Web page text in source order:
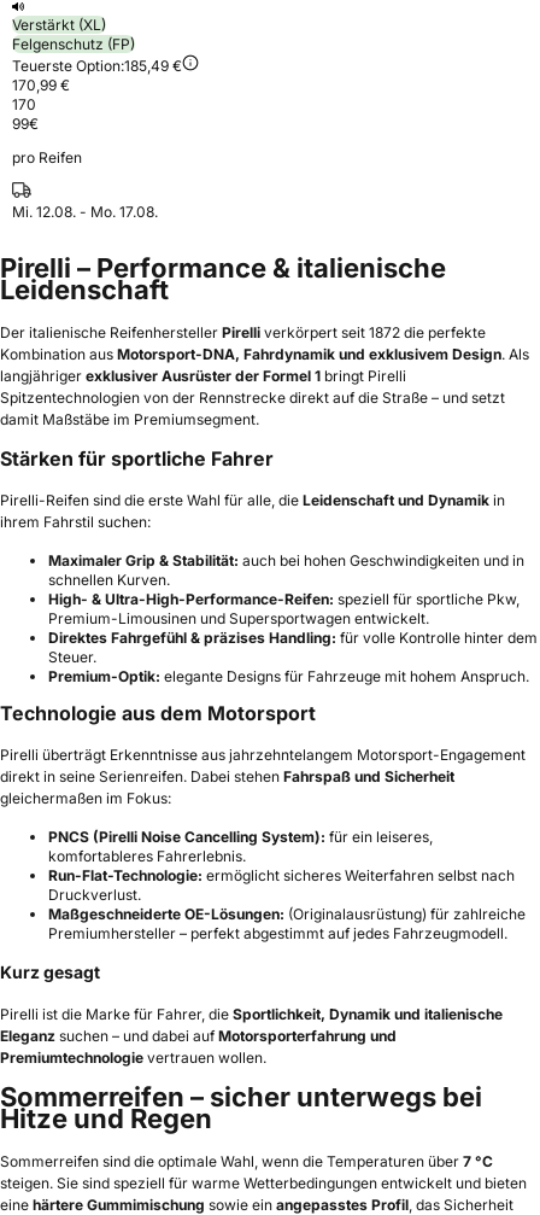
Verstärkt (XL)
Felgenschutz (FP)
Teuerste Option:185,49 €
170,99 €
170
99€
pro Reifen
Mi. 12.08. - Mo. 17.08.
Pirelli – Performance & italienische
Leidenschaft
Der italienische Reifenhersteller Pirelli verkörpert seit 1872 die perfekte
Kombination aus Motorsport-DNA, Fahrdynamik und exklusivem Design. Als
langjähriger exklusiver Ausrüster der Formel 1 bringt Pirelli
Spitzentechnologien von der Rennstrecke direkt auf die Straße – und setzt
damit Maßstäbe im Premiumsegment.
Stärken für sportliche Fahrer
Pirelli-Reifen sind die erste Wahl für alle, die Leidenschaft und Dynamik in
ihrem Fahrstil suchen:
Maximaler Grip & Stabilität: auch bei hohen Geschwindigkeiten und in
schnellen Kurven.
High- & Ultra-High-Performance-Reifen: speziell für sportliche Pkw,
Premium-Limousinen und Supersportwagen entwickelt.
Direktes Fahrgefühl & präzises Handling: für volle Kontrolle hinter dem
Steuer.
Premium-Optik: elegante Designs für Fahrzeuge mit hohem Anspruch.
Technologie aus dem Motorsport
Pirelli überträgt Erkenntnisse aus jahrzehntelangem Motorsport-Engagement
direkt in seine Serienreifen. Dabei stehen Fahrspaß und Sicherheit
gleichermaßen im Fokus:
PNCS (Pirelli Noise Cancelling System): für ein leiseres,
komfortableres Fahrerlebnis.
Run-Flat-Technologie: ermöglicht sicheres Weiterfahren selbst nach
Druckverlust.
Maßgeschneiderte OE-Lösungen: (Originalausrüstung) für zahlreiche
Premiumhersteller – perfekt abgestimmt auf jedes Fahrzeugmodell.
Kurz gesagt
Pirelli ist die Marke für Fahrer, die Sportlichkeit, Dynamik und italienische
Eleganz suchen – und dabei aufMotorsporterfahrung und
Premiumtechnologie vertrauen wollen.
Sommerreifen – sicher unterwegs bei
Hitze und Regen
Sommerreifen sind die optimale Wahl, wenn die Temperaturen über 7 °C
steigen. Sie sind speziell für warme Wetterbedingungen entwickelt und bieten
eine härtere Gummimischung sowie ein angepasstes Profil , das Sicherheit